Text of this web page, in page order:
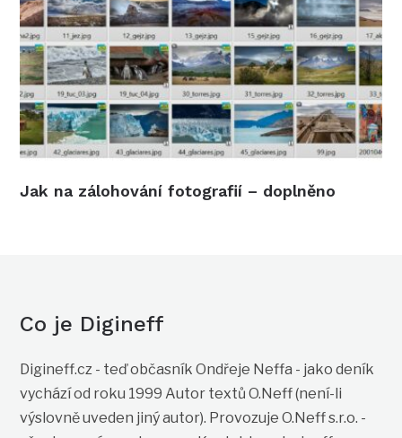
Jak na zálohování fotografií – doplněno
Co je Digineff
Digineff.cz - teď občasník Ondřeje Neffa - jako deník
vychází od roku 1999 Autor textů O.Neff (není-li
výslovně uveden jiný autor). Provozuje O.Neff s.r.o. -